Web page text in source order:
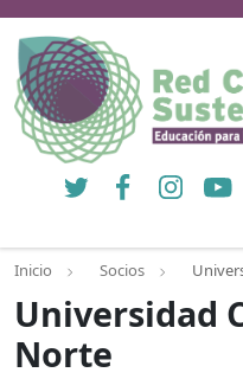
Twitter FacebookInstagram
Inicio Socios
Universidad
Norte